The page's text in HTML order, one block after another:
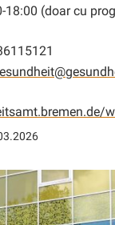
18:00 (doar cu